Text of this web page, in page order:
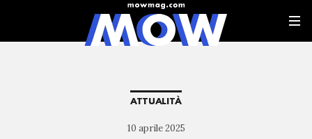
ATTUALITÀ
10 aprile 2025